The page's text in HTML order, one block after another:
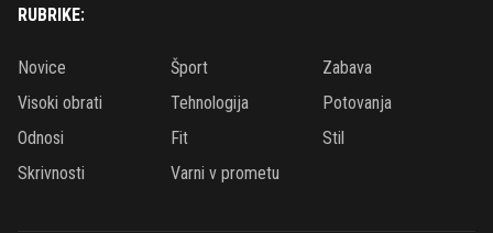
RUBRIKE:
Novice Šport
Zabava
Visoki obrati
Tehnologija
Potovanja
Odnosi
Fit
Stil
Skrivnosti
Varni v prometu